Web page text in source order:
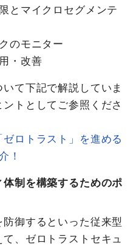
とマイクロセグメンテ
のモニター
・改善
て下記で解説していま
トとしてご参照くださ
ロトラスト」を進める
！
制を構築するためのポ
御するといった従来型
、ゼロトラストセキュ